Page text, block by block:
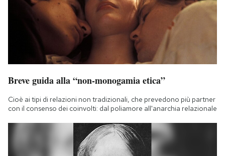
Breve guida alla “non-monogamia etica”
Cioè ai tipi di relazioni non tradizionali, che prevedono più partner
con il consenso dei coinvolti: dal poliamore all'anarchia relazionale